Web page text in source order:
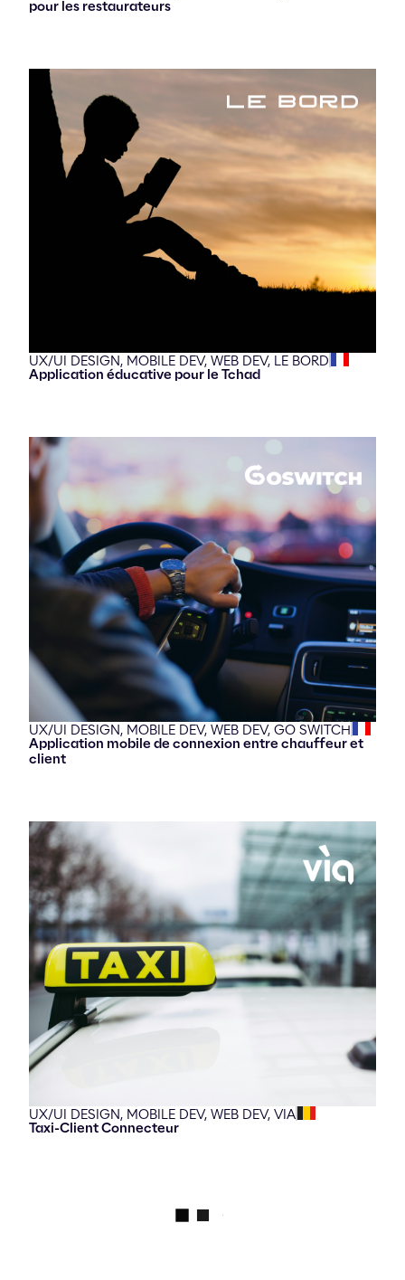
pour les restaurateurs
UX/UI DESIGN, MOBILE DEV, WEB DEV, LE BORD
Application éducative pour le Tchad
UX/UI DESIGN, MOBILE DEV, WEB DEV, GO SWITCH
Application mobile de connexion entre chauffeur et
client
UX/UI DESIGN, MOBILE DEV, WEB DEV, VIA
Taxi-Client Connecteur